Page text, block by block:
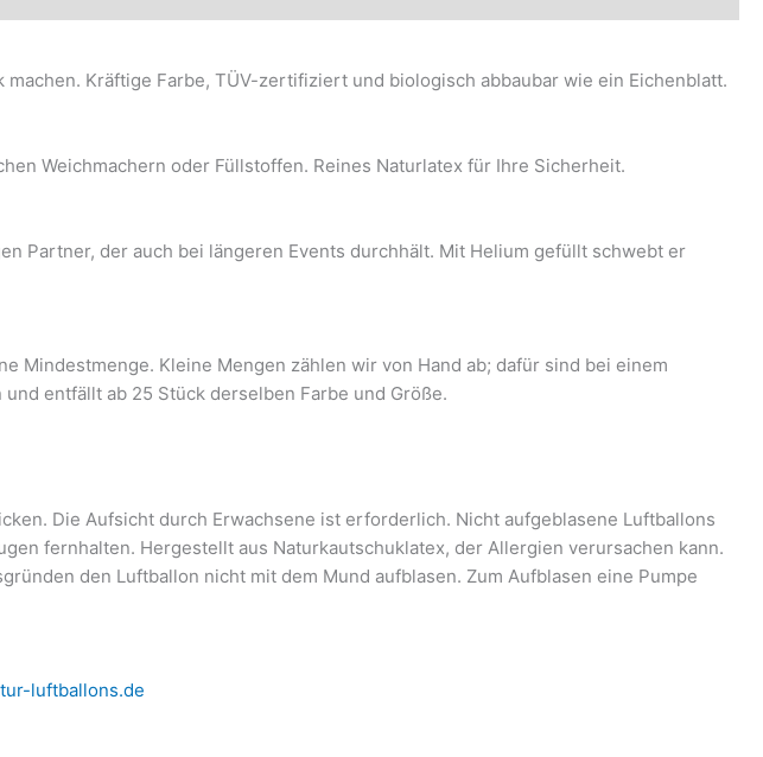
Kräftige Farbe, TÜV-zertifiziert und biologisch abbaubar wie ein Eichenblatt.
Weichmachern oder Füllstoffen. Reines Naturlatex für Ihre Sicherheit.
Partner, der auch bei längeren Events durchhält. Mit Helium gefüllt schwebt er
Mindestmenge. Kleine Mengen zählen wir von Hand ab; dafür sind bei einem
entfällt ab 25 Stück derselben Farbe und Größe.
Die Aufsicht durch Erwachsene ist erforderlich. Nicht aufgeblasene Luftballons
fernhalten. Hergestellt aus Naturkautschuklatex, der Allergien verursachen kann.
den Luftballon nicht mit dem Mund aufblasen. Zum Aufblasen eine Pumpe
luftballons.de